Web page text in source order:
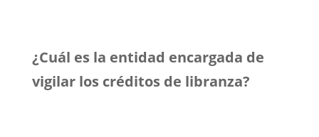
¿Cuál es la entidad encargada de
vigilar los créditos de libranza?